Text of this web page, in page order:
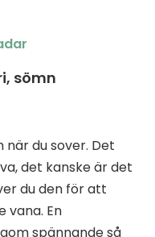
sömn
du sover. Det
det kanske är det
du den för att
vana. En
spännande så